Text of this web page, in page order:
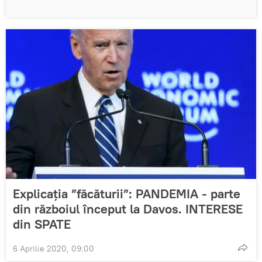
Explicația ”făcăturii”: PANDEMIA - parte
din războiul început la Davos. INTERESE
din SPATE
6 Aprilie 2020, 09:00